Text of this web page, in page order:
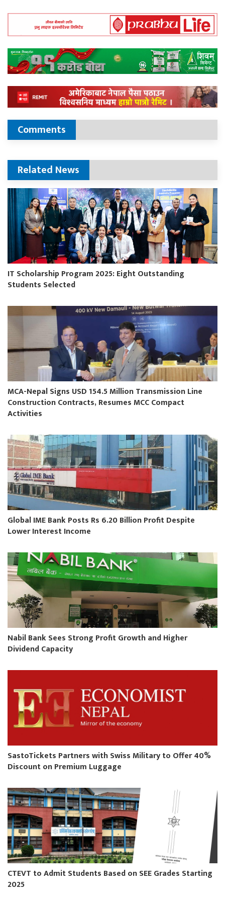
Comments
Related News
IT Scholarship Program 2025: Eight Outstanding
Students Selected
MCA-Nepal Signs USD 154.5 Million Transmission Line
Construction Contracts, Resumes MCC Compact
Activities
Global IME Bank Posts Rs 6.20 Billion Profit Despite
Lower Interest Income
Nabil Bank Sees Strong Profit Growth and Higher
Dividend Capacity
SastoTickets Partners with Swiss Military to Offer 40%
Discount on Premium Luggage
CTEVT to Admit Students Based on SEE Grades Starting
2025